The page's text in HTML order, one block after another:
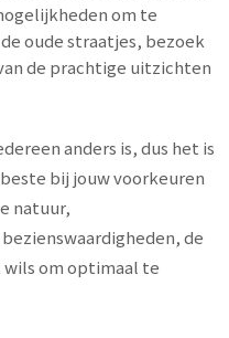
om te
oude straatjes, bezoek
de prachtige uitzichten
anders is, dus het is
bij jouw voorkeuren
natuur,
de
om optimaal te